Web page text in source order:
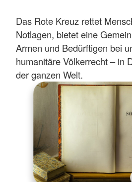
Das Rote Kreuz rettet
Notlagen, bietet eine
Armen und Bedürftigen bei
humanitäre Völkerrecht – in
der ganzen Welt.